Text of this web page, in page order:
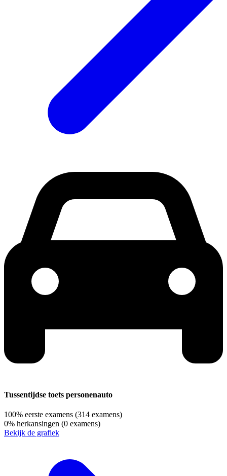
Tussentijdse toets personenauto
100% eerste examens (314 examens)
0% herkansingen (0 examens)
Bekijk de grafiek